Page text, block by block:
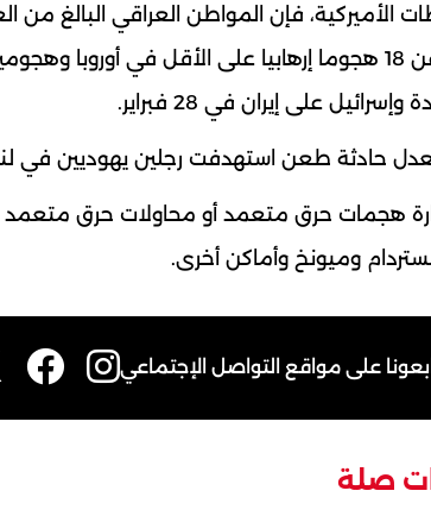
مسؤوليتهم عن 18 هجوما إرهابيا على الأقل في
على إيران في 28 فبراير.
حادثة طعن استهدفت رجلين يهوديين في
هجمات حرق متعمد أو محاولات حرق متعمد
وميونخ وأماكن أخرى.
على مواقع التواصل الإجتماعي
صلة